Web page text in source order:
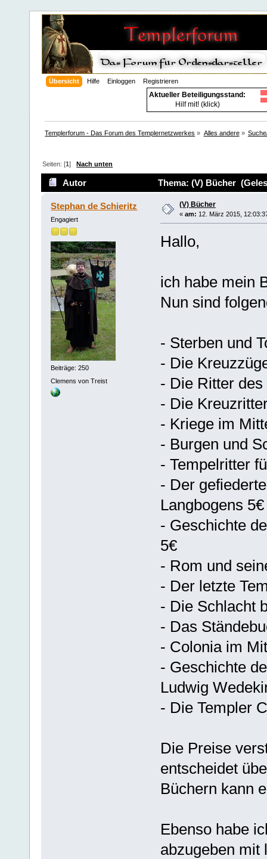
Übersicht Hilfe Einloggen Registrieren
Aktueller Beteiligungsstand:
Hilf mit! (klick)
Templerforum - Das Forum des Templernetzwerkes » Alles andere»
Seiten: [1]Nach unten
Autor Thema: (V) Bücher
Stephan de Schieritz
Engagiert
Beiträge: 250
Clemens von Treist
(V) Bücher
« am: 12. März 2015,
Hallo,
ich habe mein
Nun sind
- Sterben und
- Die
- Die Ritter
- Die
- Kriege im
- Burgen und
- Tempelritter
- Der
Langbogens 5€
- Geschichte
5€
- Rom und
- Der letzte
- Die Schlacht
- Das
- Colonia im
- Geschichte
Ludwig
- Die Templer
Die Preise
entscheidet
Büchern kann
Ebenso habe
abzugeben mit